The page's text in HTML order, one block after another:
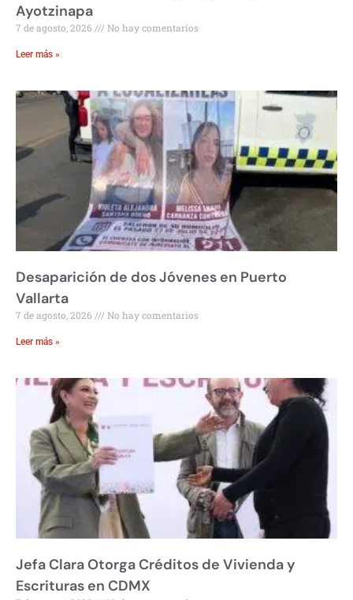
Ayotzinapa
7 de agosto, 2026 No hay comentarios
Leer más »
Desaparición de dos Jóvenes en Puerto
Vallarta
7 de agosto, 2026 No hay comentarios
Leer más »
Jefa Clara Otorga Créditos de Vivienda y
Escrituras en CDMX